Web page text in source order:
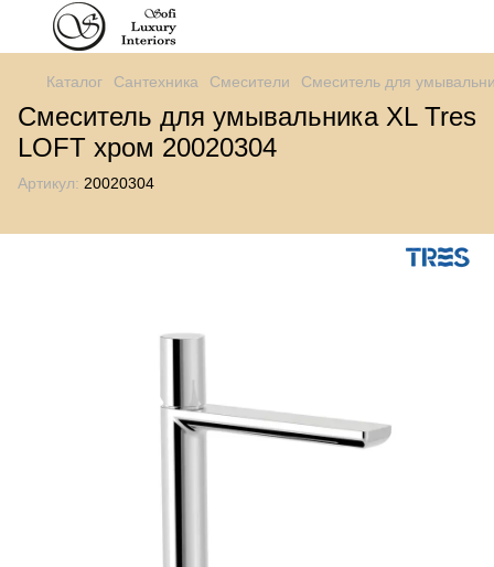
Каталог Сантехника Смесители Смеситель для
Смеситель для умывальника XL Tres
LOFT хром 20020304
Артикул: 20020304